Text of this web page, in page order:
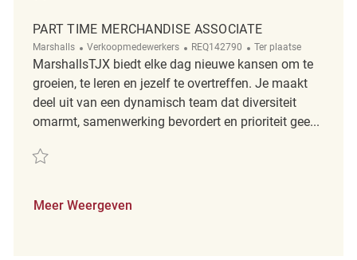
PART TIME MERCHANDISE ASSOCIATE
Marshalls Categorie
Verkoopmedewerkers ReqId
REQ142790 Afgelegen
Ter plaatse
MarshallsTJX biedt elke dag nieuwe kansen om te
groeien, te leren en jezelf te overtreffen. Je maakt
deel uit van een dynamisch team dat diversiteit
omarmt, samenwerking bevordert en prioriteit gee...
Redden Part Time Merchandise Associate REQ142790
Meer Weergeven